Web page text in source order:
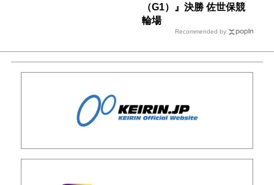
（G1）』決勝 佐世保競
輪場
Recommended by